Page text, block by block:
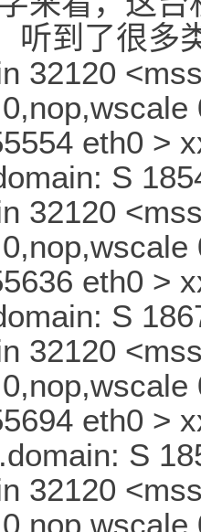
听到了很多
32120
eth0 >
S
32120
eth0 >
S
32120
eth0 >
S
32120